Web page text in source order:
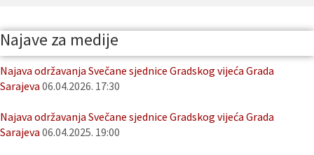
Najave za medije
Najava održavanja Svečane sjednice Gradskog vijeća Grada
Sarajeva 06.04.2026. 17:30
Najava održavanja Svečane sjednice Gradskog vijeća Grada
Sarajeva 06.04.2025. 19:00